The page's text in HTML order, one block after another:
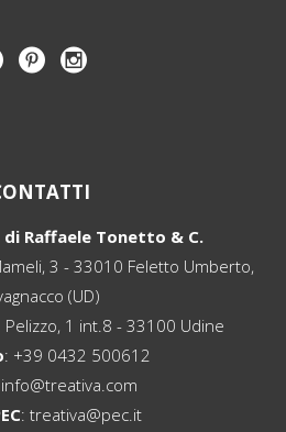
di Raffaele Tonetto & C.
3 - 33010 Feletto Umberto,
(UD)
Pelizzo, 1 int.8 - 33100 Udine
: +39 0432 500612
info@treativa.com
: treativa@pec.it